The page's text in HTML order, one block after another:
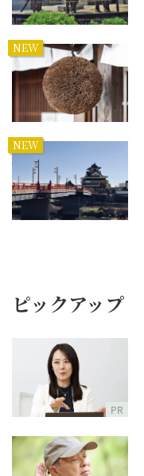
NEW
NEW
ピックアップ
PR